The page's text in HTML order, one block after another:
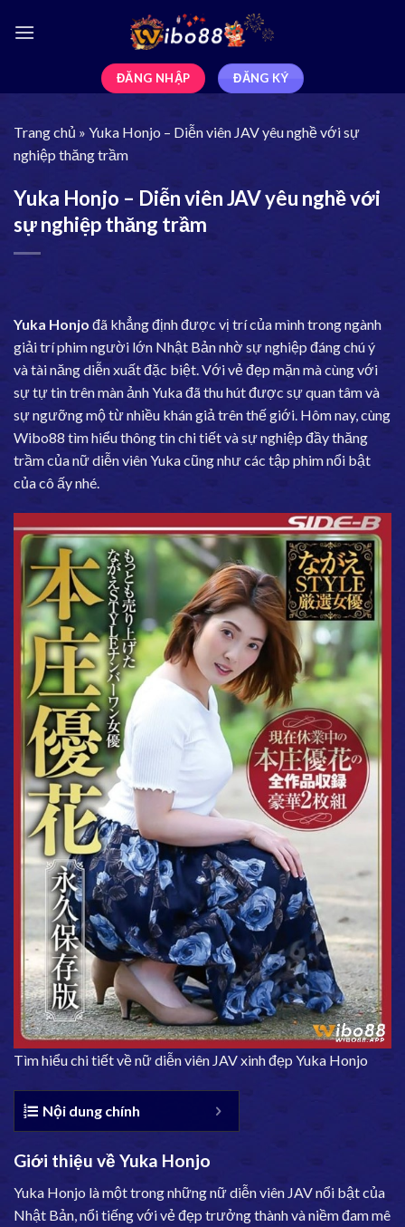
ĐĂNG NHẬP ĐĂNG KÝ
Trang chủ » Yuka Honjo – Diễn viên JAV yêu nghề với sự
nghiệp thăng trầm
Yuka Honjo – Diễn viên JAV yêu nghề với
sự nghiệp thăng trầm
Yuka Honjo đã khẳng định được vị trí của mình trong ngành
giải trí phim người lớn Nhật Bản nhờ sự nghiệp đáng chú ý
và tài năng diễn xuất đặc biệt. Với vẻ đẹp mặn mà cùng với
sự tự tin trên màn ảnh Yuka đã thu hút được sự quan tâm và
sự ngưỡng mộ từ nhiều khán giả trên thế giới. Hôm nay, cùng
Wibo88 tìm hiểu thông tin chi tiết và sự nghiệp đầy thăng
trầm của nữ diễn viên Yuka cũng như các tập phim nổi bật
của cô ấy nhé.
Tìm hiểu chi tiết về nữ diễn viên JAV xinh đẹp Yuka Honjo
Nội dung chính
Giới thiệu về Yuka Honjo
Yuka Honjo là một trong những nữ diễn viên JAV nổi bật của
Nhật Bản, nổi tiếng với vẻ đẹp trưởng thành và niềm đam mê